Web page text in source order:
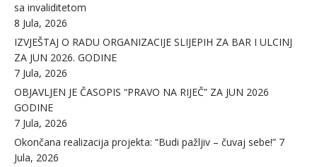
sa invaliditetom
8 Jula, 2026
IZVJEŠTAJ O RADU ORGANIZACIJE SLIJEPIH ZA BAR I ULCINJ
ZA JUN 2026. GODINE
7 Jula, 2026
OBJAVLJEN JE ČASOPIS “PRAVO NA RIJEČ” ZA JUN 2026
GODINE
7 Jula, 2026
Okončana realizacija projekta: “Budi pažljiv – čuvaj sebe!” 7
Jula, 2026